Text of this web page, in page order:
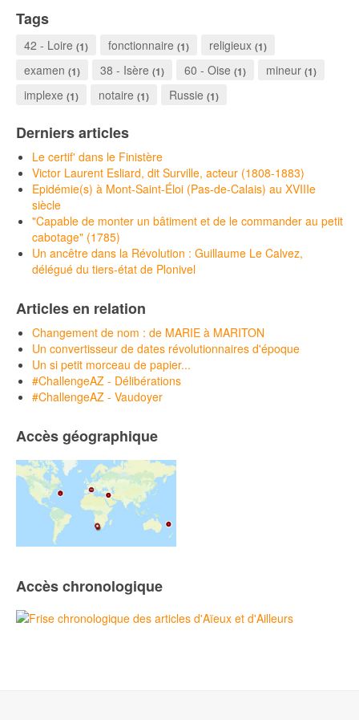
Tags
42 - Loire (1) fonctionnaire (1) religieux (1)
examen (1) 38 - Isère (1) 60 - Oise (1) mineur (1)
implexe (1) notaire (1) Russie (1)
Derniers articles
Le certif' dans le Finistère
Victor Laurent Esliard, dit Surville, acteur (1808-1883)
Epidémie(s) à Mont-Saint-Éloi (Pas-de-Calais) au XVIIIe
siècle
"Capable de monter un bâtiment et de le commander au petit
cabotage" (1785)
Un ancêtre dans la Révolution : Guillaume Le Calvez,
délégué du tiers-état de Plonivel
Articles en relation
Changement de nom : de MARIE à MARITON
Un convertisseur de dates révolutionnaires d'époque
Un si petit morceau de papier...
#ChallengeAZ - Délibérations
#ChallengeAZ - Vaudoyer
Accès géographique
Accès chronologique